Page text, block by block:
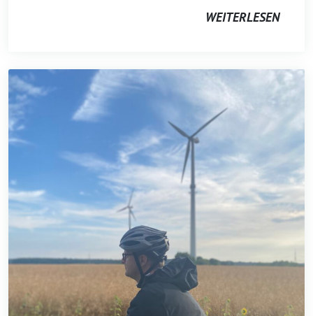
WEITERLESEN